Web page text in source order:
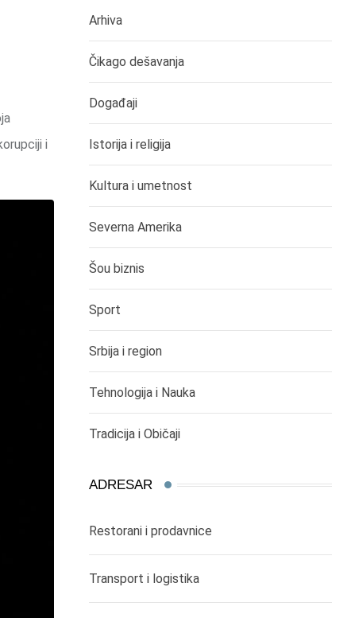
i
Arhiva
Čikago dešavanja
Događaji
Istorija i religija
Kultura i umetnost
Severna Amerika
Šou biznis
Sport
Srbija i region
Tehnologija i Nauka
Tradicija i Običaji
ADRESAR
Restorani i prodavnice
Transport i logistika